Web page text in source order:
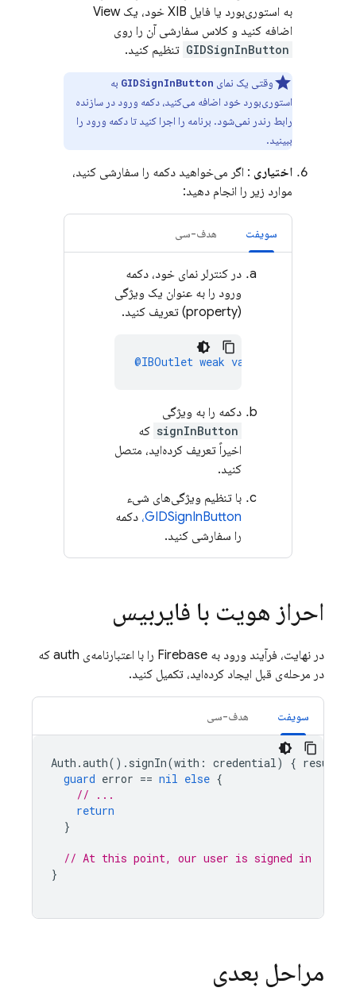
به استوری‌بورد یا فایل XIB خود، یک View
اضافه کنید و کلاس سفارشی آن را روی
GIDSignInButton تنظیم کنید.
وقتی یک نمای GIDSignInButton به
استوری‌بورد خود اضافه می‌کنید، دکمه ورود در سازنده
رابط رندر نمی‌شود. برنامه را اجرا کنید تا دکمه ورود را
ببینید.
اختیاری : اگر می‌خواهید دکمه را سفارشی کنید،
موارد زیر را انجام دهید:
سویفت هدف-سی
در کنترلر نمای خود، دکمه
ورود را به عنوان یک ویژگی
(property) تعریف کنید.
@IBOutlet weak var
دکمه را به ویژگی
signInButton که
اخیراً تعریف کرده‌اید، متصل
کنید.
با تنظیم ویژگی‌های شیء
GIDSignInButton، دکمه
را سفارشی کنید.
احراز هویت با فایربیس
در نهایت، فرآیند ورود به Firebase را با اعتبارنامه‌ی auth که
در مرحله‌ی قبل ایجاد کرده‌اید، تکمیل کنید.
سویفت هدف-سی
Auth .auth(). signIn(with : credential ) { result
guard error == nil else {
// ...
return
}
// At this point, our user is signed in
}
مراحل بعدی